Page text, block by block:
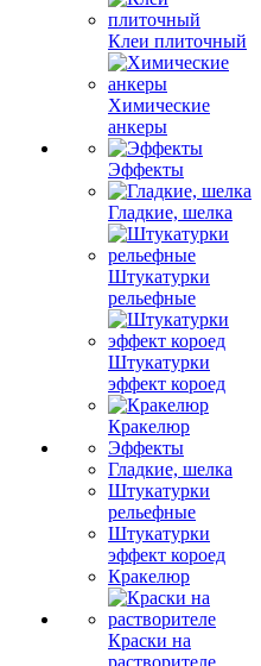
Клеи плиточный
Химические
анкеры
Эффекты
Гладкие, шелка
Штукатурки
рельефные
Штукатурки
эффект короед
Кракелюр
Эффекты
Гладкие, шелка
Штукатурки
рельефные
Штукатурки
эффект короед
Кракелюр
Краски на
растворителе